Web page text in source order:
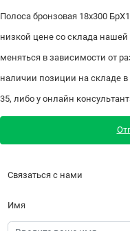
Полоса бронзовая 18х300
низкой цене со склада
меняться в зависимости от
наличии позиции на складе в
35, либо у онлайн
Связаться с нами
Имя